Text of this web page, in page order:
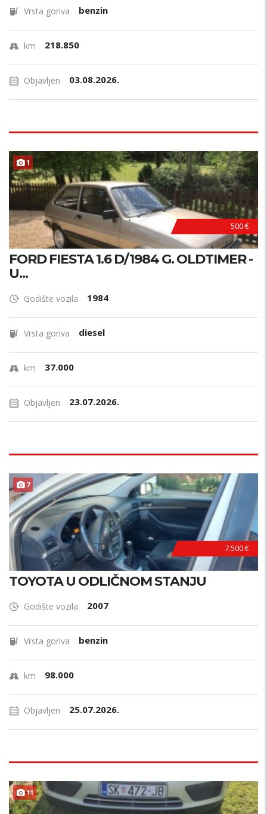
Vrsta goriva benzin
km 218.850
Objavljen 03.08.2026.
1
500 €
FORD FIESTA 1.6 D/1984 G. OLDTIMER -
U...
Godište vozila 1984
Vrsta goriva diesel
km 37.000
Objavljen 23.07.2026.
7
7.500 €
TOYOTA U ODLIČNOM STANJU
Godište vozila 2007
Vrsta goriva benzin
km 98.000
Objavljen 25.07.2026.
11